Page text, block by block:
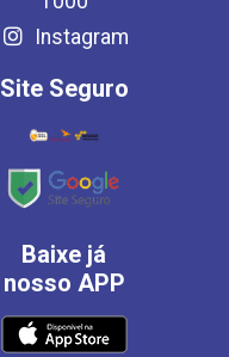
Instagram
Site Seguro
Baixe já
nosso APP